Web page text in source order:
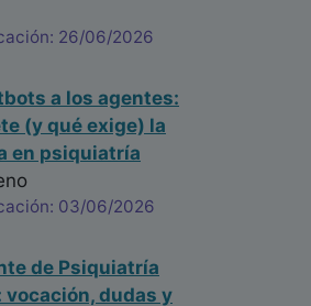
26/06/2026
a los agentes:
(y qué exige) la
en psiquiatría
03/06/2026
de Psiquiatría
vocación, dudas y